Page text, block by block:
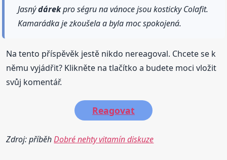
Jasnýdárekpro ségru na vánoce jsou kosticky Colafit.
Kamarádka je zkoušela a byla moc spokojená.
Na tento příspěvěk jestě nikdo nereagoval. Chcete se k
němu vyjádřit? Klikněte na tlačítko a budete moci vložit
svůj komentář.
Reagovat
Zdroj: příběhDobré nehty vitamín diskuze